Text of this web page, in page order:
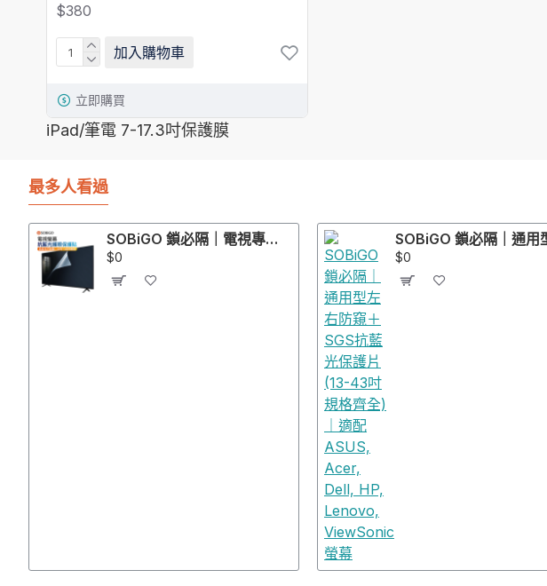
iPad/筆電 7-17.3吋保護膜
$380
加入購物車
立即購買
最多人看過
SOBiGO 鎖必隔｜電視專用高透光抗藍光防護膜 (環狀膠・快速貼合款)｜32-75吋
$0 $0